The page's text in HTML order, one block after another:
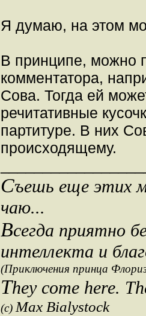
Я думаю, на этом
В принципе, можно
комментатора,
Сова. Тогда ей
речитативные
партитуре. В них
происходящему.
Съешь еще этих
чаю...
Всегда приятно
интеллекта и
(Приключения принца
They come here.
(c)Max Bialystock